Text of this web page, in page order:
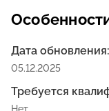
охрану
виды ремонтных
Дата обновления:
05.12.2025
Требуется